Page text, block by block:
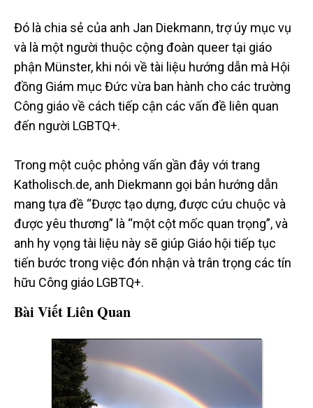
Đó là chia sẻ của anh Jan Diekmann, trợ úy mục vụ
và là một người thuộc cộng đoàn queer tại giáo
phận Münster, khi nói về tài liệu hướng dẫn mà Hội
đồng Giám mục Đức vừa ban hành cho các trường
Công giáo về cách tiếp cận các vấn đề liên quan
đến người LGBTQ+.
Trong một cuộc phỏng vấn gần đây với trang
Katholisch.de, anh Diekmann gọi bản hướng dẫn
mang tựa đề “Được tạo dựng, được cứu chuộc và
được yêu thương” là “một cột mốc quan trọng”, và
anh hy vọng tài liệu này sẽ giúp Giáo hội tiếp tục
tiến bước trong việc đón nhận và trân trọng các tín
hữu Công giáo LGBTQ+.
Bài Viết Liên Quan